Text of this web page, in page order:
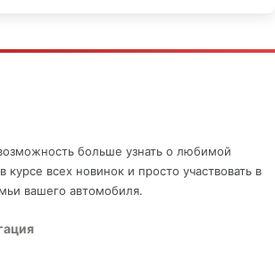
больше узнать о любимой
курсе всех новинок и просто участвовать в
вашего автомобиля.